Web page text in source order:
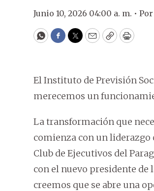
Junio 10, 2026 04:00 a. m. •
WhatsApp
Facebook
Twitter
EmailCopyPrint
El Instituto de Previsión
merecemos un
La transformación que
comienza con un
Club de Ejecutivos del
con el nuevo presidente de
creemos que se abre una